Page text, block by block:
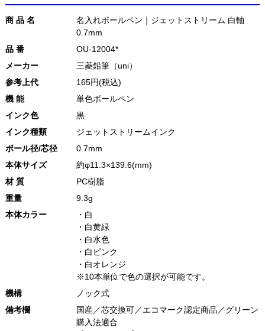
商 品 名
名入れボールペン｜ジェットストリーム 白軸
0.7mm
品 番
OU-12004*
メーカー
三菱鉛筆（uni）
参考上代
165円(税込)
機 能
単色ボールペン
インク色
黒
インク種類
ジェットストリームインク
ボール径/芯径
0.7mm
本体サイズ
約φ11.3×139.6(mm)
材 質
PC樹脂
重量
9.3g
本体カラー
・白
・白黄緑
・白水色
・白ピンク
・白オレンジ
※10本単位で色の選択が可能です。
機構
ノック式
備考欄
国産／芯交換可／エコマーク認定商品／グリーン
購入法適合